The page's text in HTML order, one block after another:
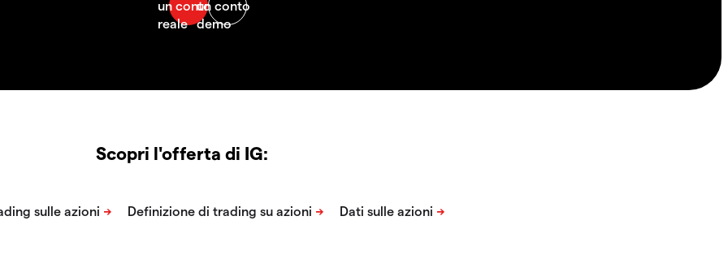
Scopri l'offerta di IG: